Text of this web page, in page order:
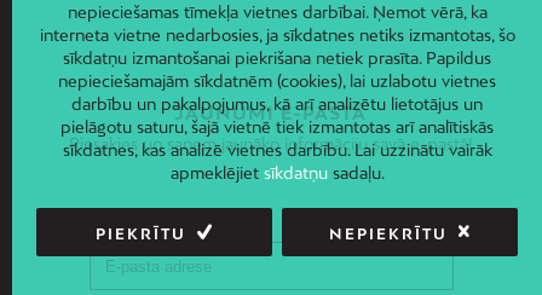
JAUNUMI E-PASTĀ
Piesakies un saņem jaunāko informāciju savā e-pastā!
nepieciešamas tīmekļa vietnes darbībai. Ņemot vērā, ka
interneta vietne nedarbosies, ja sīkdatnes netiks izmantotas, šo
sīkdatņu izmantošanai piekrišana netiek prasīta. Papildus
nepieciešamajām sīkdatnēm (cookies), lai uzlabotu vietnes
darbību un pakalpojumus, kā arī analizētu lietotājus un
pielāgotu saturu, šajā vietnē tiek izmantotas arī analītiskās
sīkdatnes, kas analizē vietnes darbību. Lai uzzinātu vairāk
apmeklējiet sīkdatņusadaļu.
PIEKRĪTU NEPIEKRĪTU